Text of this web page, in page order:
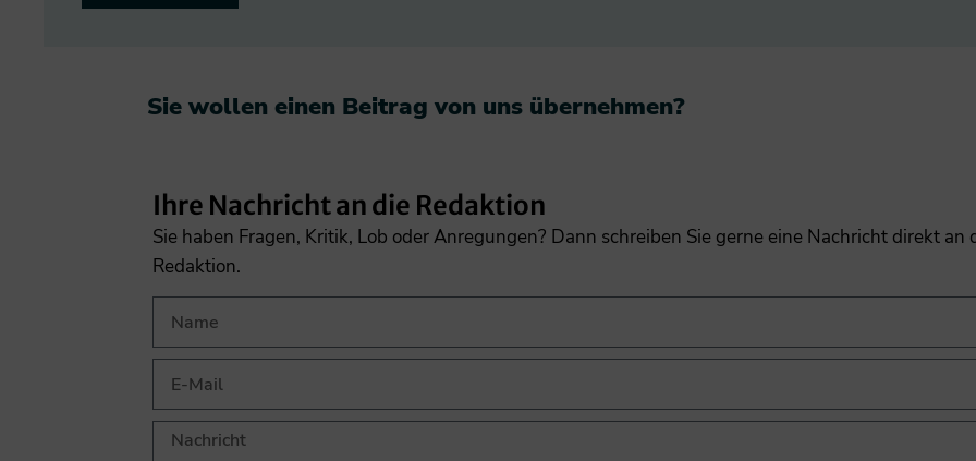
Sie wollen einen Beitrag von uns übernehmen?​
Ihre Nachricht an die Redaktion
Sie haben Fragen, Kritik, Lob oder Anregungen? Dann schreiben Sie gerne eine Nachricht direkt an
Redaktion.